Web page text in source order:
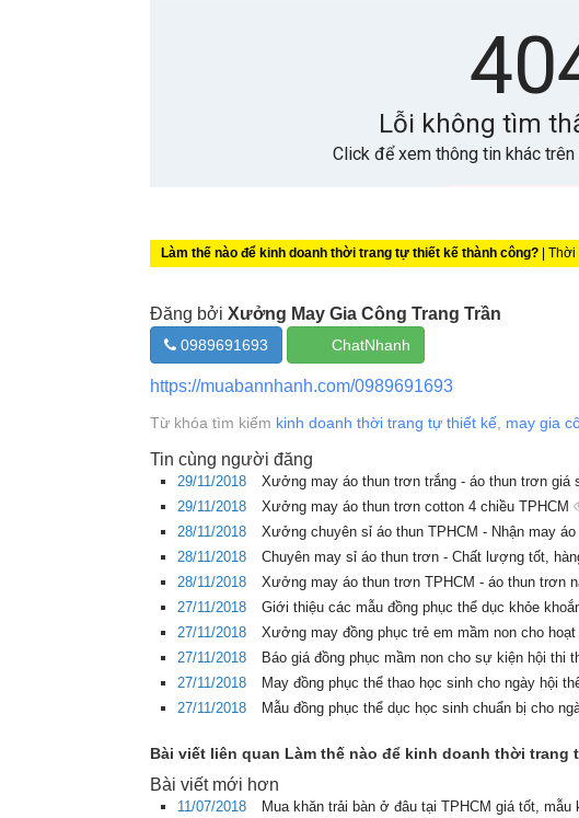
Làm thế nào để kinh doanh thời trang tự thiết kế thành công? |
Đăng bởi Xưởng May Gia Công Trang Trần
0989691693 ChatNhanh
https://muabannhanh.com/0989691693
Từ khóa tìm kiếm kinh doanh thời trang tự thiết kế may gia
Tin cùng người đăng
29/11/2018 Xưởng may áo thun trơn trắng - áo thun trơn giá
29/11/2018
Xưởng may áo thun trơn cotton 4 chiều TPHCM
28/11/2018
Xưởng chuyên sỉ áo thun TPHCM - Nhận may
28/11/2018
Chuyên may sỉ áo thun trơn - Chất lượng tốt,
28/11/2018
Xưởng may áo thun trơn TPHCM - áo thun trơn
27/11/2018
Giới thiệu các mẫu đồng phục thể dục khỏe
27/11/2018
Xưởng may đồng phục trẻ em mầm non cho
27/11/2018
Báo giá đồng phục mầm non cho sự kiện hội thi
27/11/2018
May đồng phục thể thao học sinh cho ngày hội
27/11/2018
Mẫu đồng phục thể dục học sinh chuẩn bị cho
Bài viết liên quan Làm thế nào để kinh doanh thời trang
Bài viết mới hơn
11/07/2018 Mua khăn trải bàn ở đâu tại TPHCM giá tốt,